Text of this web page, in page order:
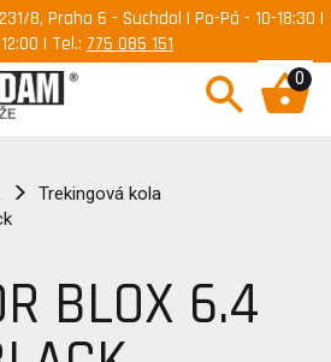
8, Praha 6 - Suchdol | Po-Pá - 10-18:30 |
| Tel.: 775 085 151
0
Trekingová kola
BLOX 6.4